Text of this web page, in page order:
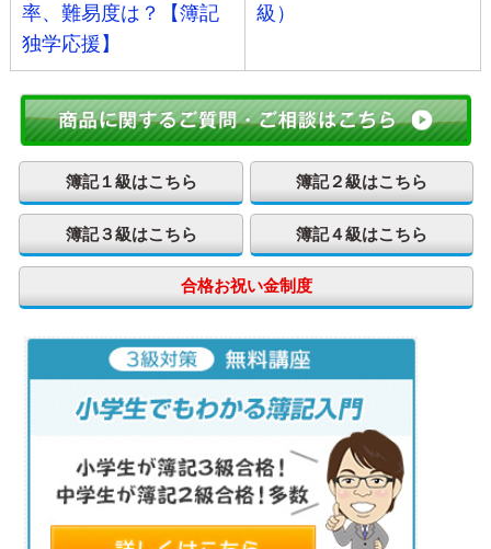
率、難易度は？【簿記
独学応援】
級）
簿記１級はこちら 簿記２級はこちら
簿記３級はこちら 簿記４級はこちら
合格お祝い金制度